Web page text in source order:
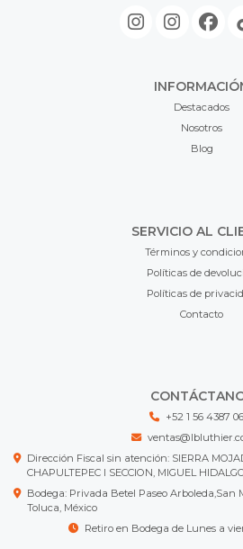
Destacados
Nosotros
Blog
SERVICIO AL
Términos y
Políticas de
Políticas de
Contacto
+52 1 56 4387
Dirección Fiscal sin atención: SIERRA
CHAPULTEPEC I SECCION, MIGUEL
Bodega: Privada Betel Paseo Arboleda,San
Toluca, México
Retiro en Bodega de Lunes a